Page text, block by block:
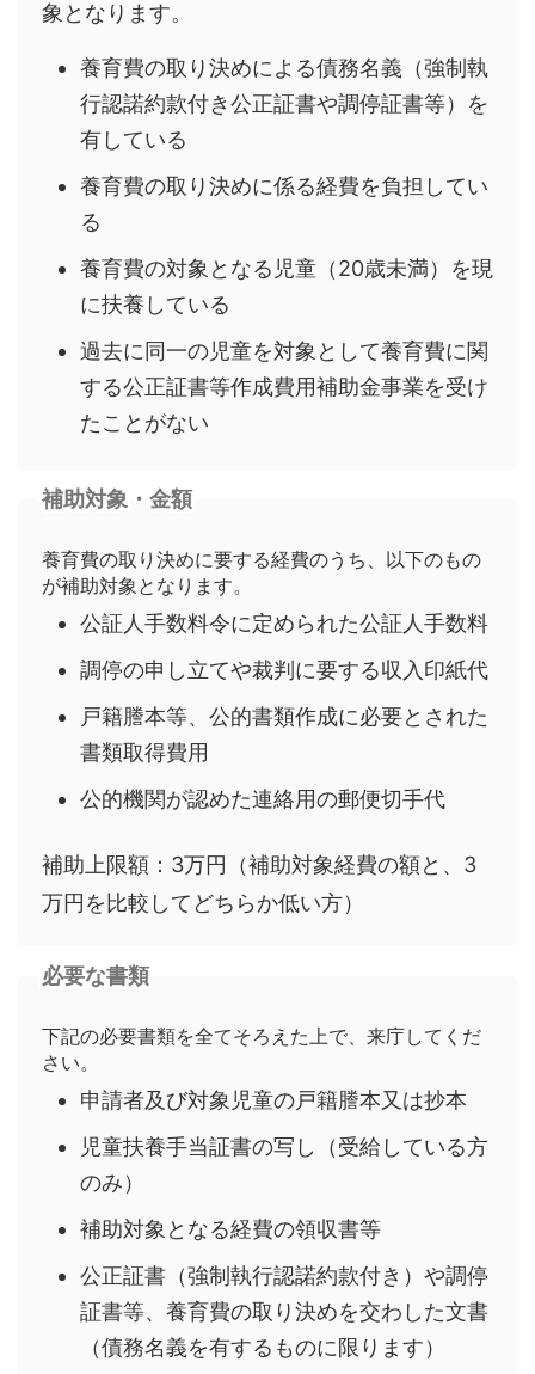
象となります。
養育費の取り決めによる債務名義（強制執
行認諾約款付き公正証書や調停証書等）を
有している
養育費の取り決めに係る経費を負担してい
る
養育費の対象となる児童（20歳未満）を現
に扶養している
過去に同一の児童を対象として養育費に関
する公正証書等作成費用補助金事業を受け
たことがない
補助対象・金額
養育費の取り決めに要する経費のうち、以下のもの
が補助対象となります。
公証人手数料令に定められた公証人手数料
調停の申し立てや裁判に要する収入印紙代
戸籍謄本等、公的書類作成に必要とされた
書類取得費用
公的機関が認めた連絡用の郵便切手代
補助上限額：3万円（補助対象経費の額と、3
万円を比較してどちらか低い方）
必要な書類
下記の必要書類を全てそろえた上で、来庁してくだ
さい。
申請者及び対象児童の戸籍謄本又は抄本
児童扶養手当証書の写し（受給している方
のみ）
補助対象となる経費の領収書等
公正証書（強制執行認諾約款付き）や調停
証書等、養育費の取り決めを交わした文書
（債務名義を有するものに限ります）